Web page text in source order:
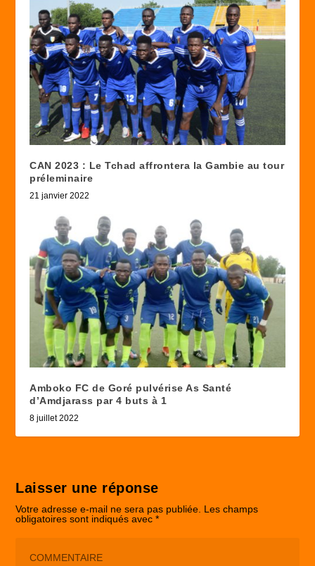
CAN 2023 : Le Tchad affrontera la Gambie au tour
préleminaire
21 janvier 2022
Amboko FC de Goré pulvérise As Santé
d’Amdjarass par 4 buts à 1
8 juillet 2022
Laisser une réponse
Votre adresse e-mail ne sera pas publiée. Les champs
obligatoires sont indiqués avec*